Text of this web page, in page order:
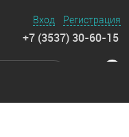
Вход Регистрация
+7 (3537) 30-60-15